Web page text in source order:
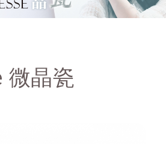
微晶瓷